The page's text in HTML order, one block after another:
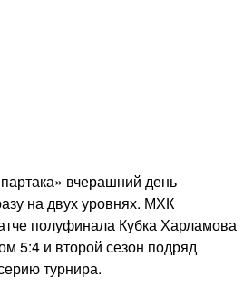
вчерашний день
на двух уровнях. МХК
полуфинала Кубка Харламова
5:4 и второй сезон подряд
турнира.